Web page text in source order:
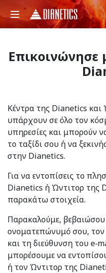
Επικοινώνησε
Κέντρα της Dianetics
υπάρχουν σε όλο τον
υπηρεσίες και μπορούν
το ταξίδι σου ή να
στην Dianetics.
Για να εντοπίσεις το
Dianetics ή Ώντιτορ της
παρακάτω στοιχεία.
Παρακαλούμε, βεβαιώσου
ονοματεπώνυμό σου,
και τη διεύθυνση του
μπορέσουμε να
ή τον Ώντιτορ της